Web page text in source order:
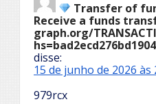
Transfer of
Receive a funds
graph.org/
disse:
15 de junho de 2026 às
979rcx